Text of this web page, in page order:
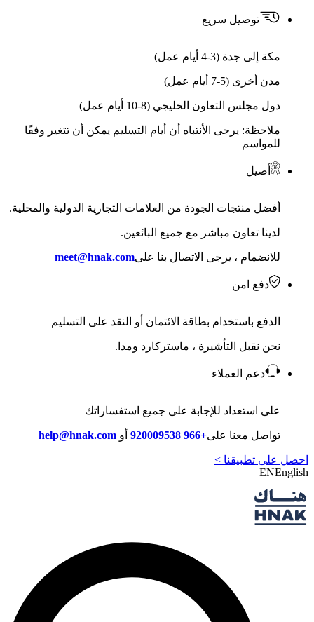
توصيل سريع
مكة إلى جدة (3-4 أيام عمل)
مدن أخرى (5-7 أيام عمل)
دول مجلس التعاون الخليجي (8-10 أيام عمل)
ملاحظة: يرجى الأنتباه أن أيام التسليم يمكن أن تتغير وفقًا
للمواسم
أصيل
أفضل منتجات الجودة من العلامات التجارية الدولية والمحلية.
لدينا تعاون مباشر مع جميع البائعين.
للانضمام ، يرجى الاتصال بنا علىmeet@hnak.com
دفع امن
الدفع باستخدام بطاقة الائتمان أو النقد على التسليم
نحن نقبل التأشيرة ، ماستركارد ومدا.
دعم العملاء
على استعداد للإجابة على جميع استفساراتك
تواصل معنا على+966 920009538 أو help@hnak.com
احصل على تطبيقنا >
ENEnglish